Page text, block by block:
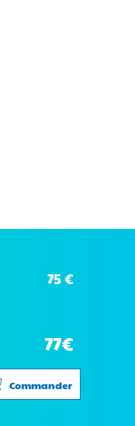
75 €
77€
Commander